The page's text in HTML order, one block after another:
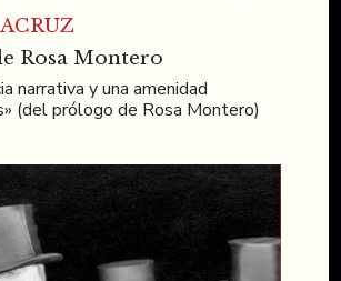
Rosa Montero
narrativa y una amenidad
(del prólogo de Rosa Montero)